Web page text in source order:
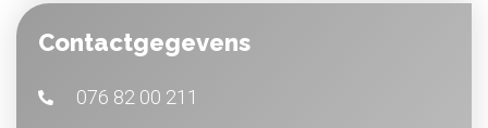
Contactgegevens
076 82 00 211